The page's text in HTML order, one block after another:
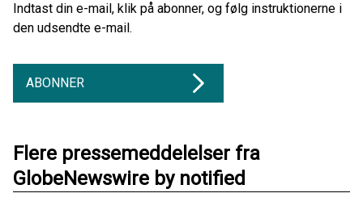
Indtast din e-mail, klik på abonner, og følg instruktionerne i
den udsendte e-mail.
ABONNER
Flere pressemeddelelser fra
GlobeNewswire by notified